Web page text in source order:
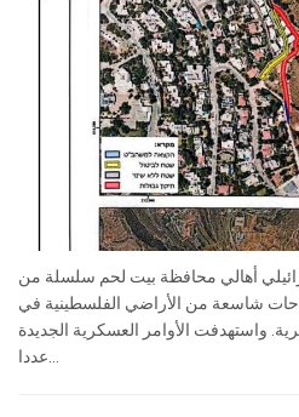
أهالي محافظة بيت لحم سلسلة من
شاسعة من الأراضي الفلسطينية في
واستهدفت الأوامر العسكرية الجديدة
عددا...